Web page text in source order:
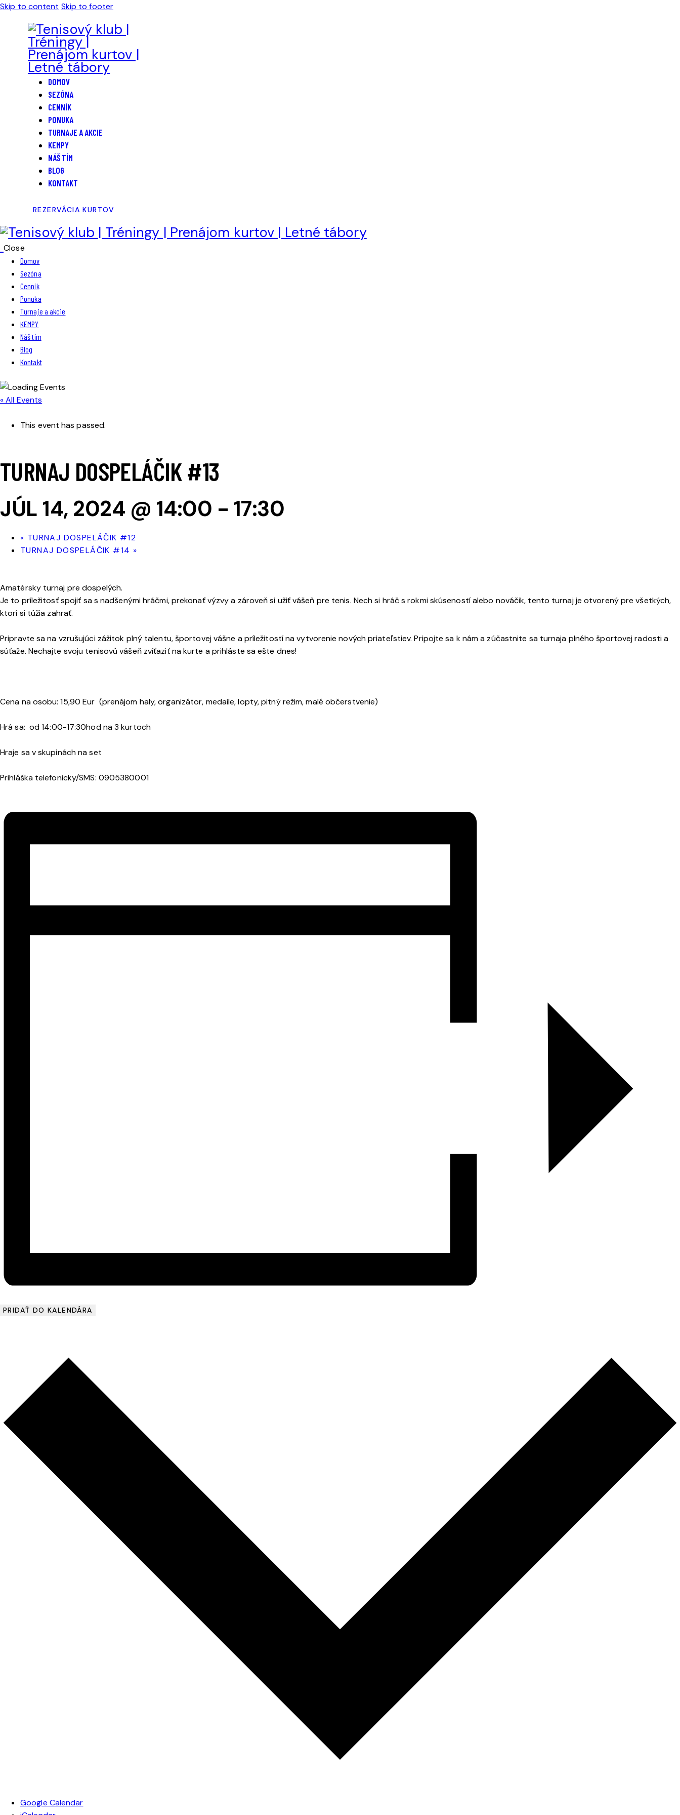
Skip to content Skip to footer
DOMOV
SEZÓNA
CENNÍK
PONUKA
TURNAJE A AKCIE
KEMPY
NÁŠ TÍM
BLOG
KONTAKT
REZERVÁCIA KURTOV
Close
Domov
Sezóna
Cenník
Ponuka
Turnaje a akcie
KEMPY
Náš tím
Blog
Kontakt
« All Events
This event has passed.
TURNAJ DOSPELÁČIK #13
JÚL 14, 2024 @ 14:00 - 17:30
« TURNAJ DOSPELÁČIK #12
TURNAJ DOSPELÁČIK #14 »
Amatérsky turnaj pre dospelých.
Je to príležitosť spojiť sa s nadšenými hráčmi, prekonať výzvy a zároveň si užiť vášeň pre tenis. Nech si hráč s rokmi skúseností alebo nováčik, tento turnaj je otvorený pre všetkých,
ktorí si túžia zahrať.
Pripravte sa na vzrušujúci zážitok plný talentu, športovej vášne a príležitostí na vytvorenie nových priateľstiev. Pripojte sa k nám a zúčastnite sa turnaja plného športovej radosti a
súťaže. Nechajte svoju tenisovú vášeň zvíťaziť na kurte a prihláste sa ešte dnes!
Cena na osobu: 15,90 Eur (prenájom haly, organizátor, medaile, lopty, pitný režim, malé občerstvenie)
Hrá sa: od 14:00-17:30hod na 3 kurtoch
Hraje sa v skupinách na set
Prihláška telefonicky/SMS: 0905380001
PRIDAŤ DO KALENDÁRA
Google Calendar